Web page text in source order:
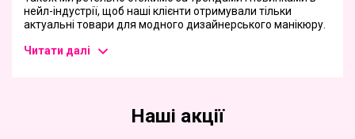
нейл-індустрії, щоб наші клієнти отримували тільки
актуальні товари для модного дизайнерського манікюру.
Читати далі
Наші акції